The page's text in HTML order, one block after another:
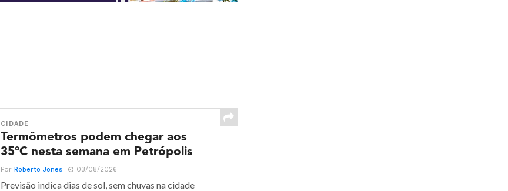
CIDADE
Termômetros podem chegar aos
35°C nesta semana em Petrópolis
PorRoberto Jones 03/08/2026
Previsão indica dias de sol, sem chuvas na cidade